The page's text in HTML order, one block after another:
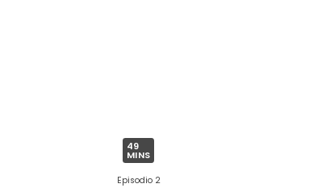
49
MINS
Episodio 2